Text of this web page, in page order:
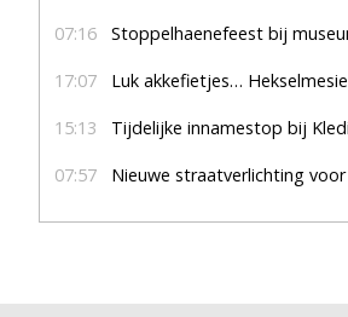
07:16 Stoppelhaenefeest bij museum
17:07 Luk akkefietjes…
15:13 Tijdelijke innamestop bij
07:57 Nieuwe straatverlichting voor De